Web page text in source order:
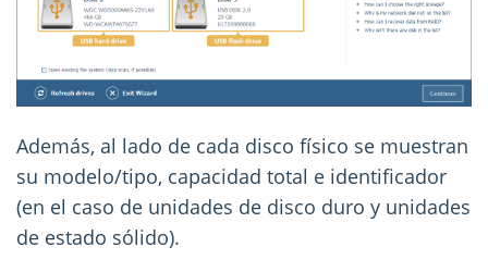
Además, al lado de cada disco físico se muestran
su modelo/tipo, capacidad total e identificador
(en el caso de unidades de disco duro y unidades
de estado sólido).